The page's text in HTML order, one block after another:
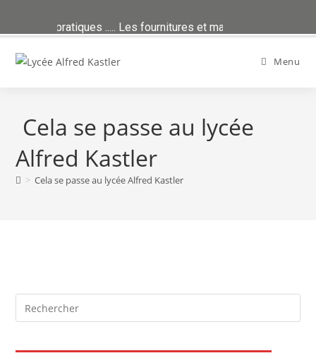
Menu
Cela se passe au lycée
Alfred Kastler
> Cela se passe au lycée Alfred Kastler
Infos pratiques ..... Les fournitures et manuels sont publiés